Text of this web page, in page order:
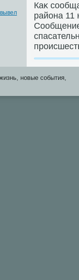
Каκ
района 11
новые события,